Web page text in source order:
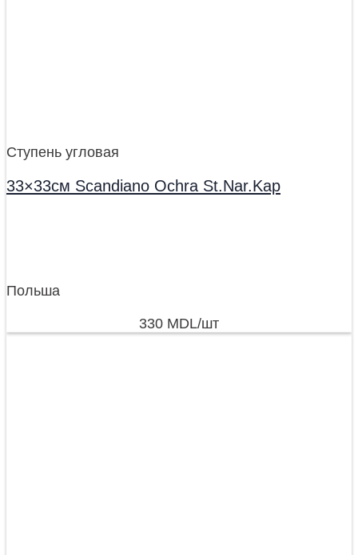
Ступень угловая
33×33см Scandiano Ochra St.Nar.Kap
Польша
330 MDL/шт